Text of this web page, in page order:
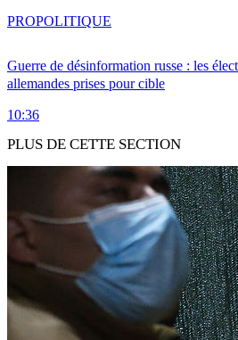
Guerre de désinformation russe : les
allemandes prises pour cible
10:36
PROPOLITIQUE
PLUS DE CETTE SECTION